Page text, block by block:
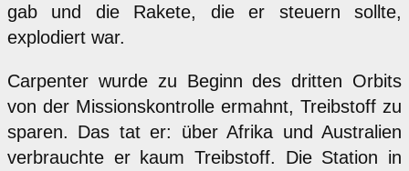
gab und die Rakete, die er steuern sollte,
explodiert war.
Carpenter wurde zu Beginn des dritten Orbits
von der Missionskontrolle ermahnt, Treibstoff zu
sparen. Das tat er: über Afrika und Australien
verbrauchte er kaum Treibstoff. Die Station in